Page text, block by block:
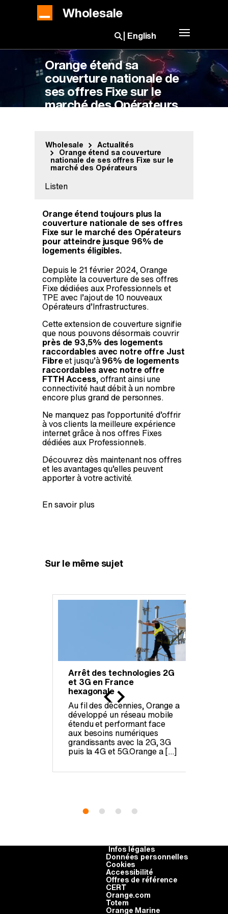
Aller au contenu principal
Wholesale
Ouvrir la barre de
English
Basculer la
Wholesale Actualités
Orange étend sa couverture
nationale de ses offres Fixe sur le
marché des Opérateurs
Listenthe content of the page with our speech
Orange étend sa
couverture nationale de
ses offres Fixe sur le
marché des Opérateurs
Orange étend toujours plus la
couverture nationale de ses offres
Fixe sur le marché des Opérateurs
pour atteindre jusque 96% de
logements éligibles.
Depuis le 21 février 2024, Orange
complète la couverture de ses offres
Fixe dédiées aux Professionnels et
TPE avec l’ajout de 10 nouveaux
Opérateurs d’Infrastructures.
Cette extension de couverture signifie
que nous pouvons désormais couvrir
près de 93,5% des logements
raccordables avec notre offre Just
Fibreet jusqu’à96% de logements
raccordables avec notre offre
FTTH Access, offrant ainsi une
connectivité haut débit à un nombre
encore plus grand de personnes.
Ne manquez pas l’opportunité d’offrir
à vos clients la meilleure expérience
internet grâce à nos offres Fixes
dédiées aux Professionnels.
Découvrez dès maintenant nos offres
et les avantages qu’elles peuvent
apporter à votre activité.
En savoir plus
Sur le même sujet
Arrêt des technologies 2G
et 3G en France
hexagonale
Au fil des décennies, Orange a
développé un réseau mobile
étendu et performant face
aux besoins numériques
grandissants avec la 2G, 3G
puis la 4G et 5G.Orange a […]
Infos légales
Données personnelles
Cookies
Accessibilité
Offres de référence
CERT
Orange.com
Totem
Orange Marine